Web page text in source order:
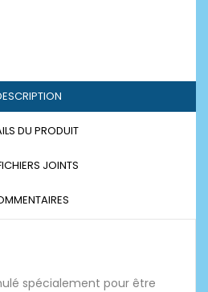
DU PRODUIT
JOINTS
spécialement pour être